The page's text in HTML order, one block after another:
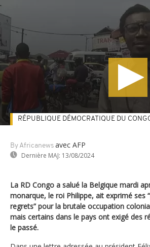
By Africanews avec AFP
Dernière MAJ: 13/08/2024
RÉPUBLIQUE DÉMOCRATIQUE DU
La RD Congo a salué la Belgique mardi
monarque, le roi Philippe, ait exprimé ses
regrets” pour la brutale occupation
mais certains dans le pays ont exigé des
le passé.